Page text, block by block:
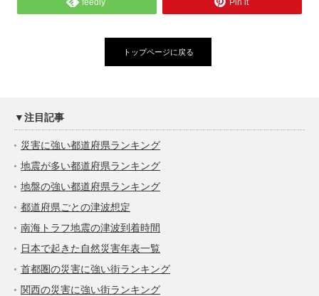
トップページに戻る
▼注目記事
災害に強い都道府県ランキング
地震が多い都道府県ランキング
地盤の強い都道府県ランキング
都道府県ごとの津波想定
南海トラフ地震の津波到着時間
日本で起きた自然災害年表一覧
首都圏の災害に強い街ランキング
関西の災害に強い街ランキング